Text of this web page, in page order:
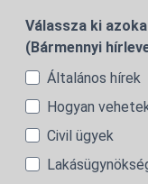
Válassza ki
(Bármennyi
Általános hírek
Hogyan
Civil ügyek